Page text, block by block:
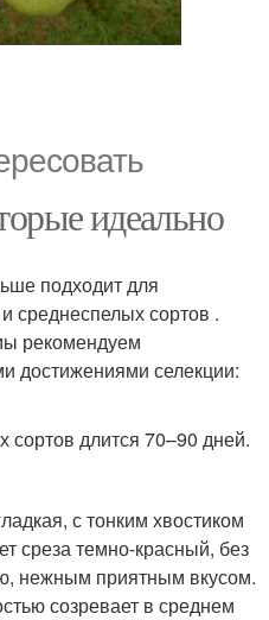
идеально
подходит для
среднеспелых сортов .
рекомендуем
достижениями селекции:
сортов длится 70–90 дней.
с тонким хвостиком
среза темно-красный, без
нежным приятным вкусом.
созревает в среднем